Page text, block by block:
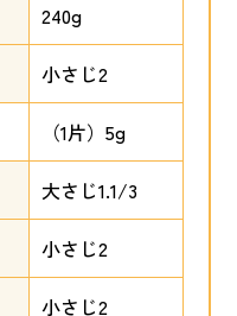
240g
小さじ2
（1片）5g
大さじ1.1/3
小さじ2
小さじ2